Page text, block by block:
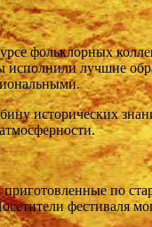
фольклорных
лучшие
исторических
по
фестиваля